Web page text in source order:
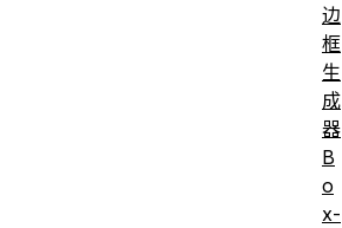
边
框
生
成
器
B
o
x-